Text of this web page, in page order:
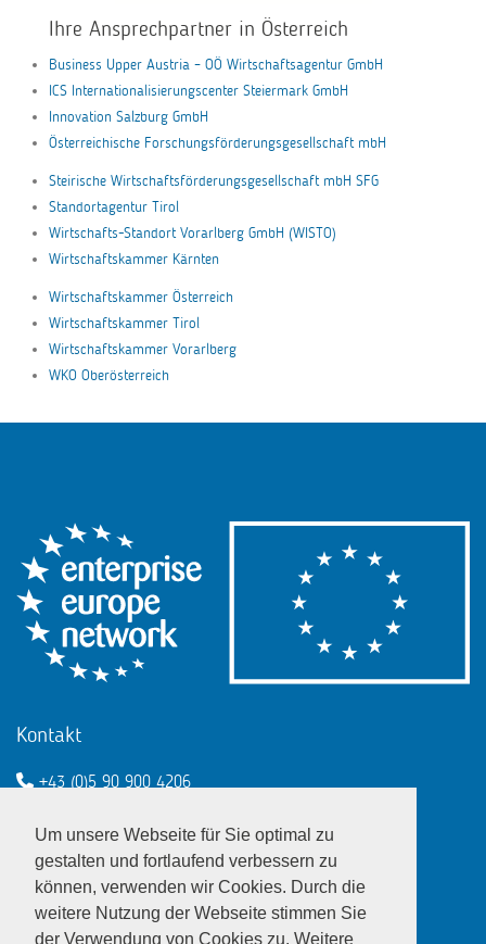
Um unsere Webseite für Sie optimal zu
gestalten und fortlaufend verbessern zu
können, verwenden wir Cookies. Durch die
weitere Nutzung der Webseite stimmen Sie
der Verwendung von Cookies zu. Weitere
Ihre Ansprechpartner in Österreich
Business Upper Austria – OÖ Wirtschaftsagentur GmbH
ICS Internationalisierungscenter Steiermark GmbH
Innovation Salzburg GmbH
Österreichische Forschungsförderungsgesellschaft mbH
Steirische Wirtschaftsförderungsgesellschaft mbH SFG
Standortagentur Tirol
Wirtschafts-Standort Vorarlberg GmbH (WISTO)
Wirtschaftskammer Kärnten
Wirtschaftskammer Österreich
Wirtschaftskammer Tirol
Wirtschaftskammer Vorarlberg
WKO Oberösterreich
Kontakt
+43 (0)5 90 900 4206
Enterprise Europe Network - EU
LinkedInTwitterYoutubeFacebook